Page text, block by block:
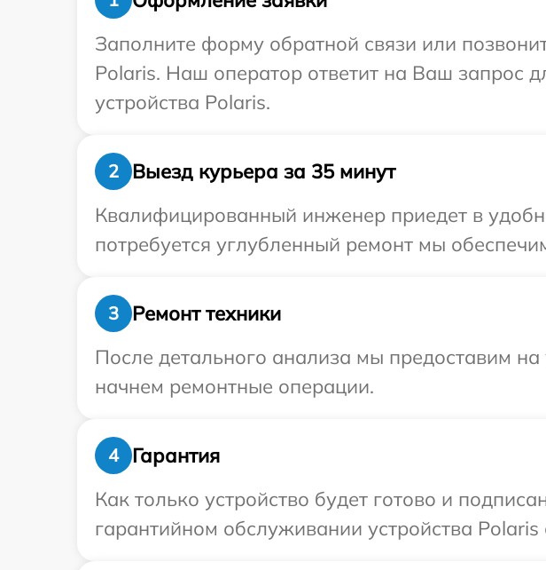
Заполните форму обратной связи или
Polaris. Наш оператор ответит на Ваш запрос
устройства Polaris.
2
Выезд курьера за 35 минут
Квалифицированный инженер приедет в
потребуется углубленный ремонт мы
3
Ремонт техники
После детального анализа мы предоставим
начнем ремонтные операции.
4
Гарантия
Как только устройство будет готово и
гарантийном обслуживании устройства